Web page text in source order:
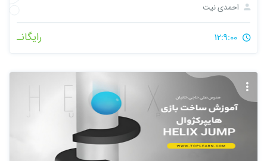
احمدی نیت
رایگانـ